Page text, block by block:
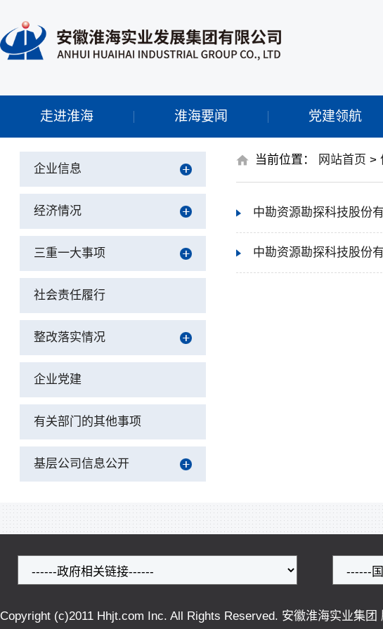
走进淮海 淮海要闻 党建领航
企业信息
经济情况
三重一大事项
社会责任履行
整改落实情况
企业党建
有关部门的其他事项
基层公司信息公开
当前位置： 网站首页 >
中勘资源勘探科技股份
中勘资源勘探科技股份
Copyright (c)2011 Hhjt.com Inc. All Rights Reserved. 安徽淮海实业集团